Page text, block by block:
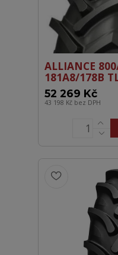
ALLIANCE
181A8/178B
52 269 Kč
43 198 Kč bez DPH